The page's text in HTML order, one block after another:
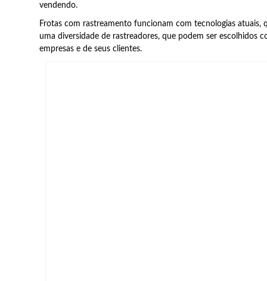
vendendo.
Frotas com rastreamento funcionam com tecnologias atuais,
uma diversidade de rastreadores, que podem ser escolhidos
empresas e de seus clientes.